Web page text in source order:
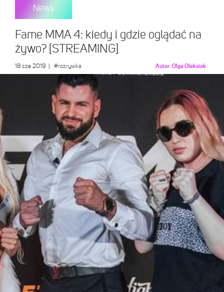
News
Fame MMA 4: kiedy i gdzie oglądać na
żywo? [STREAMING]
18 cze 2019 #rozrywka Autor:Olga Oleksiak